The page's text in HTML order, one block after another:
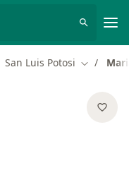
San Luis Potosi Cambiar